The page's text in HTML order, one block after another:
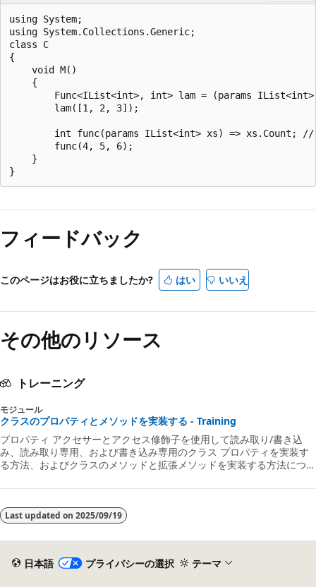
using System;
using System.Collections.Generic;
class C
{
    void M()
    {
Func<IList<int>, int> lam = (params
        lam([1, 2, 3]);
int func(params IList<int> xs) => xs.Count;
        func(4, 5, 6);
    }
フィードバック
このページはお役に立ちましたか? はい いいえ
その他のリソース
トレーニング
モジュール
クラスのプロパティとメソッドを実装する - Training
プロパティ アクセサーとアクセス修飾子を使用して読み取り/書き込
み、読み取り専用、および書き込み専用のクラス プロパティを実装す
る方法、およびクラスのメソッドと拡張メソッドを実装する方法につい
Last updated on 2025/09/19
日本語 プライバシーの選択 テーマ